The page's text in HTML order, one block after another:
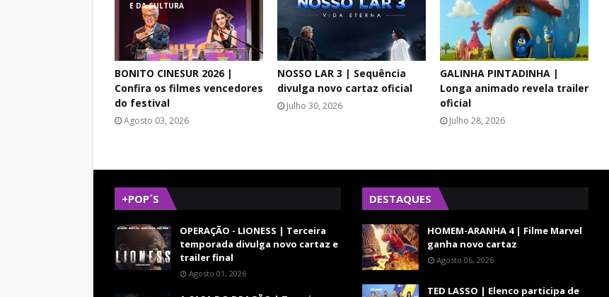
E DA CULTURA
BONITO CINESUR 2026 |
Confira os filmes vencedores
do festival
Agosto 03, 2026
NOSSO LAR 3 | Sequência
divulga novo cartaz oficial
Julho 30, 2026
GALINHA PINTADINHA |
Longa animado revela trailer
oficial
Julho 28, 2026
+POP´S
OPERAÇÃO - LIONESS | Terceira
temporada divulga novo cartaz e
trailer final
Agosto 01, 2026
DESTAQUES
HOMEM-ARANHA 4 | Filme Marvel
ganha novo cartaz
Agosto 06, 2026
TED LASSO | Elenco participa de